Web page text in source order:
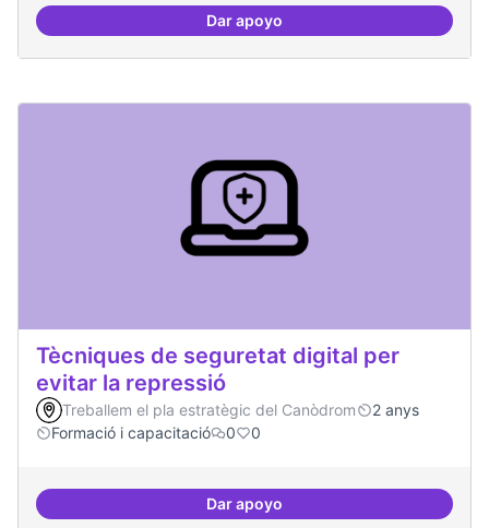
Dar apoyoDigitalització de l'administració
Tècniques de seguretat digital per
evitar la repressió
Treballem el pla estratègic del Canòdrom
2 anys
Formació i capacitació
0 0
Dar apoyoTècniques de seguretat digital